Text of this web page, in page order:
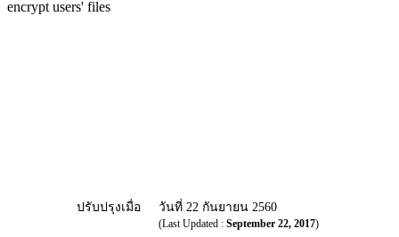
encrypt users' files
ปรับปรุงเมื่อ วันที่ 22 กันยายน 2560
(Last Updated : September 22, 2017)